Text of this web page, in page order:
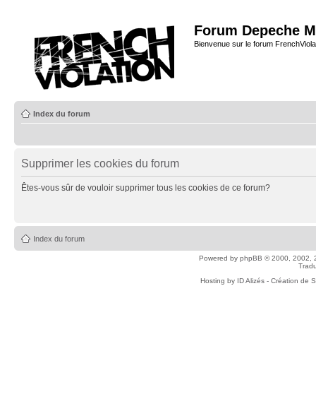
Forum Depeche
Bienvenue sur le forum
Index du forum
Supprimer les cookies du forum
Êtes-vous sûr de vouloir supprimer tous les cookies de ce forum?
Index du forum
Powered by phpBB © 2000, 2002,
Hosting by ID Alizés - Création de